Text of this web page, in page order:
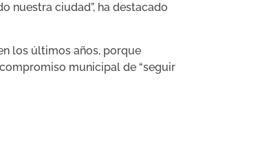
nuestra ciudad”, ha destacado
los últimos años, porque
municipal de “seguir